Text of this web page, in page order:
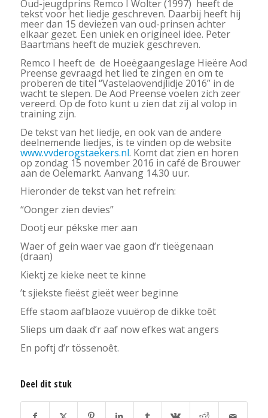
Oud-jeugdprins Remco I Wolter (1997) heeft de
tekst voor het liedje geschreven. Daarbij heeft hij
meer dan 15 deviezen van oud-prinsen achter
elkaar gezet. Een uniek en origineel idee. Peter
Baartmans heeft de muziek geschreven.
Remco I heeft de de Hoeëgaangeslage Hieëre Aod
Preense gevraagd het lied te zingen en om te
proberen de titel “Vastelaovendjlidje 2016” in de
wacht te slepen. De Aod Preense voelen zich zeer
vereerd. Op de foto kunt u zien dat zij al volop in
training zijn.
De tekst van het liedje, en ook van de andere
deelnemende liedjes, is te vinden op de website
www.vvderogstaekers.nl. Komt dat zien en horen
op zondag 15 november 2016 in café de Brouwer
aan de Oelemarkt. Aanvang 14.30 uur.
Hieronder de tekst van het refrein:
“Oonger zien devies”
Dootj eur pékske mer aan
Waer of gein waer vae gaon d’r tieëgenaan
(draan)
Kiektj ze kieke neet te kinne
’t sjiekste fieëst gieët weer beginne
Effe staom aafblaoze vuuërop de dikke toêt
Slieps um daak d’r aaf now efkes wat angers
En poftj d’r tössenoêt.
Deel dit stuk